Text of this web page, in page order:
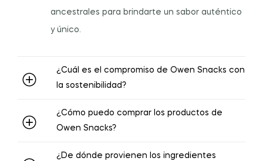
ancestrales para brindarte un sabor auténtico
y único.
¿Cuál es el compromiso de Owen Snacks con
la sostenibilidad?
¿Cómo puedo comprar los productos de
Owen Snacks?
¿De dónde provienen los ingredientes